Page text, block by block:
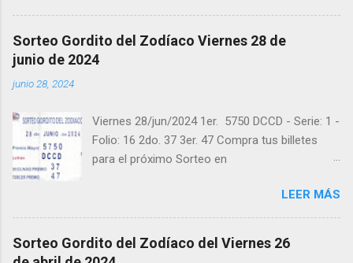
instagram.com/balotas_panama - En Twitter:
@balotas y Facebook: facebook.com/balotas
"Buena Suerte" para el próximo sorteo,
recuerden visitarnos en balotas.com para
conocer los datos que le ayudaran a ganar y
Sorteo Gordito del Zodíaco Viernes 28 de
junio de 2024
junio 28, 2024
Viernes 28/jun/2024 1er. 5750 DCCD - Serie: 1 -
Folio: 16 2do. 37 3er. 47 Compra tus billetes
para el próximo Sorteo en
Instagram: instagram.com/balotas_panama -
En Twitter: @balotas y Facebook:
facebook.com/balotas Pruebe su suerte en las
LEER MÁS
Sorteo Gordito del Zodíaco del Viernes 26